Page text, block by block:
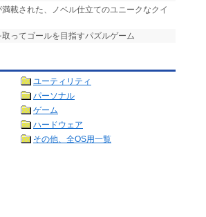
載された、ノベル仕立てのユニークなクイ
ってゴールを目指すパズルゲーム
ユーティリティ
パーソナル
ゲーム
ハードウェア
その他、全OS用一覧